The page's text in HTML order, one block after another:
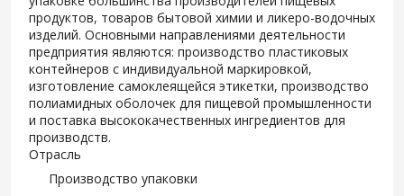
продуктов, товаров бытовой химии и ликеро-водочных
изделий. Основными направлениями деятельности
предприятия являются: производство пластиковых
контейнеров с индивидуальной маркировкой,
изготовление самоклеящейся этикетки, производство
полиамидных оболочек для пищевой промышленности
и поставка высококачественных ингредиентов для
производств.
Отрасль
Производство упаковки